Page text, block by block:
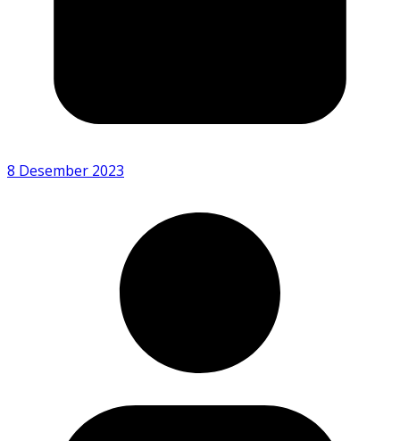
8 Desember 2023